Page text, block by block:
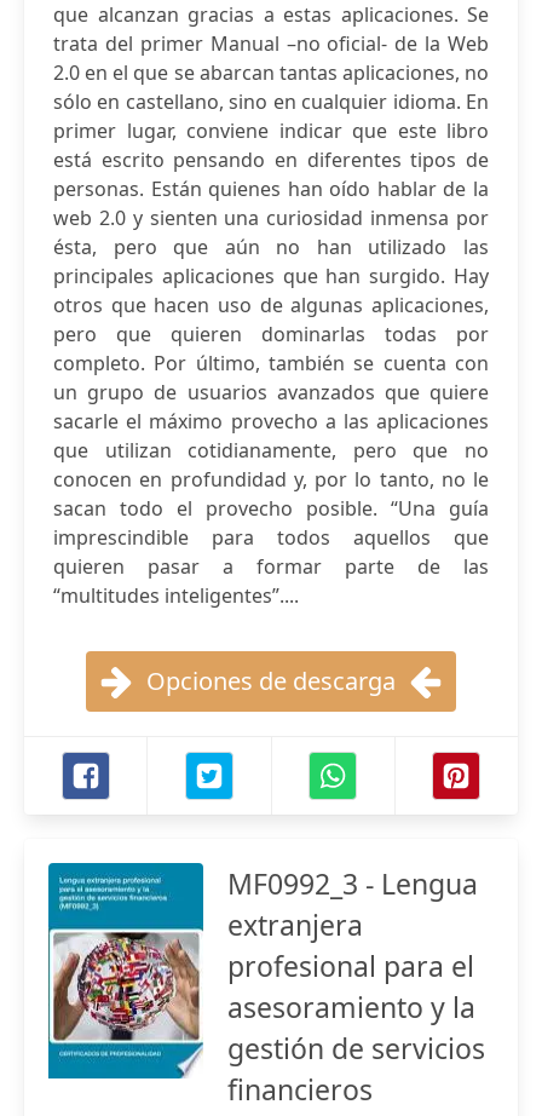
que alcanzan gracias a estas aplicaciones. Se
trata del primer Manual –no oficial- de la Web
2.0 en el que se abarcan tantas aplicaciones, no
sólo en castellano, sino en cualquier idioma. En
primer lugar, conviene indicar que este libro
está escrito pensando en diferentes tipos de
personas. Están quienes han oído hablar de la
web 2.0 y sienten una curiosidad inmensa por
ésta, pero que aún no han utilizado las
principales aplicaciones que han surgido. Hay
otros que hacen uso de algunas aplicaciones,
pero que quieren dominarlas todas por
completo. Por último, también se cuenta con
un grupo de usuarios avanzados que quiere
sacarle el máximo provecho a las aplicaciones
que utilizan cotidianamente, pero que no
conocen en profundidad y, por lo tanto, no le
sacan todo el provecho posible. “Una guía
imprescindible para todos aquellos que
quieren pasar a formar parte de las
“multitudes inteligentes”....
Opciones de descarga
MF0992_3 - Lengua
extranjera
profesional para el
asesoramiento y la
gestión de servicios
financieros